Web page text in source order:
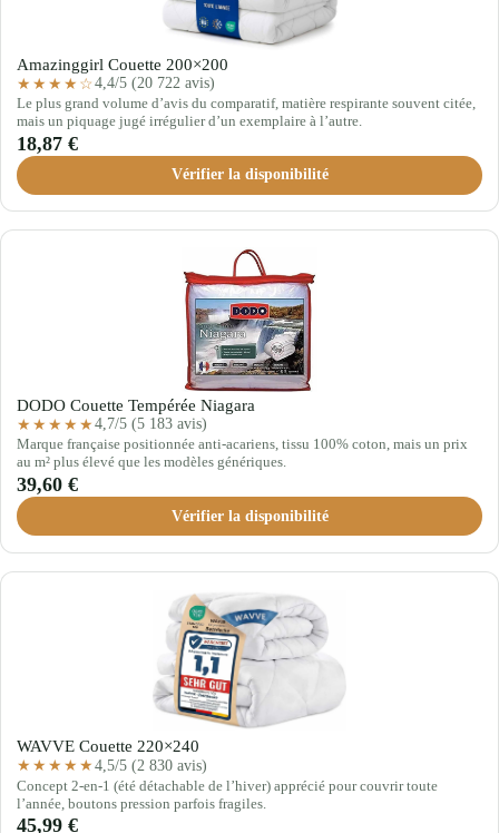
Amazinggirl Couette 200×200
★★★★☆4,4/5 (20 722 avis)
Le plus grand volume d’avis du comparatif, matière respirante souvent citée,
mais un piquage jugé irrégulier d’un exemplaire à l’autre.
18,87 €
Vérifier la disponibilité
DODO Couette Tempérée Niagara
★★★★★4,7/5 (5 183 avis)
Marque française positionnée anti-acariens, tissu 100% coton, mais un prix
au m² plus élevé que les modèles génériques.
39,60 €
Vérifier la disponibilité
WAVVE Couette 220×240
★★★★★4,5/5 (2 830 avis)
Concept 2-en-1 (été détachable de l’hiver) apprécié pour couvrir toute
l’année, boutons pression parfois fragiles.
45,99 €